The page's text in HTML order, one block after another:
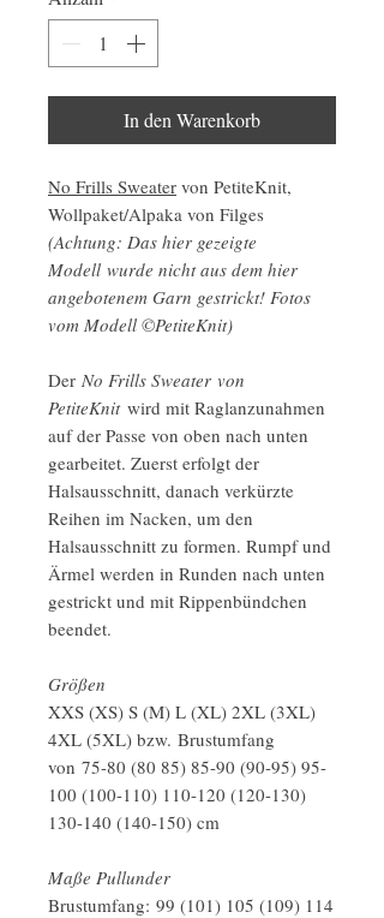
In den Warenkorb
No Frills Sweater von PetiteKnit,
Wollpaket/Alpaka von Filges
(Achtung: Das hier gezeigte
Modell wurde nicht aus dem hier
angebotenem Garn gestrickt! Fotos
vom Modell ©PetiteKnit)
Der No Frills Sweater von
PetiteKnit wird mit Raglanzunahmen
auf der Passe von oben nach unten
gearbeitet. Zuerst erfolgt der
Halsausschnitt, danach verkürzte
Reihen im Nacken, um den
Halsausschnitt zu formen. Rumpf und
Ärmel werden in Runden nach unten
gestrickt und mit Rippenbündchen
beendet.
Größen
XXS (XS) S (M) L (XL) 2XL (3XL)
4XL (5XL) bzw. Brustumfang
von 75-80 (80 85) 85-90 (90-95) 95-
100 (100-110) 110-120 (120-130)
130-140 (140-150) cm
Maße Pullunder
Brustumfang: 99 (101) 105 (109) 114